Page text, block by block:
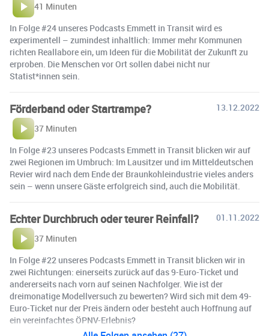
41 Minuten
In Folge #24 unseres Podcasts Emmett in Transit wird es
experimentell – zumindest inhaltlich: Immer mehr Kommunen
richten Reallabore ein, um Ideen für die Mobilität der Zukunft zu
erproben. Die Menschen vor Ort sollen dabei nicht nur
Statist*innen sein.
Förderband oder Startrampe?
13.12.2022
37 Minuten
In Folge #23 unseres Podcasts Emmett in Transit blicken wir auf
zwei Regionen im Umbruch: Im Lausitzer und im Mitteldeutschen
Revier wird nach dem Ende der Braunkohleindustrie vieles anders
sein – wenn unsere Gäste erfolgreich sind, auch die Mobilität.
Echter Durchbruch oder teurer Reinfall?
01.11.2022
37 Minuten
In Folge #22 unseres Podcasts Emmett in Transit blicken wir in
zwei Richtungen: einerseits zurück auf das 9-Euro-Ticket und
andererseits nach vorn auf seinen Nachfolger. Wie ist der
dreimonatige Modellversuch zu bewerten? Wird sich mit dem 49-
Euro-Ticket nur der Preis ändern oder besteht auch Hoffnung auf
ein vereinfachtes ÖPNV-Erlebnis?